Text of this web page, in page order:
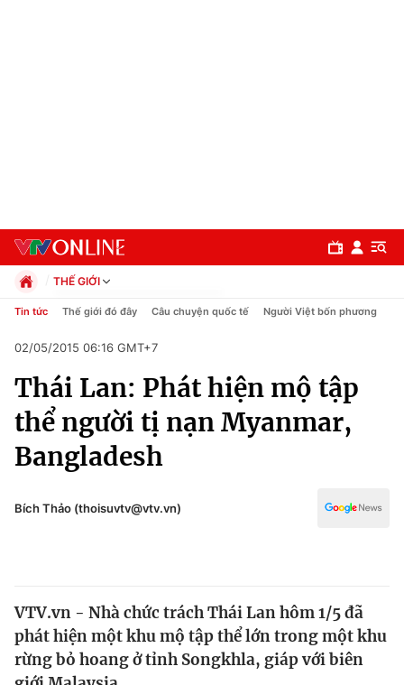
Chuyên mục
Chính trị
Xã hội
Pháp luật
Thế giới
Tin tức
Kinh tế
THẾ GIỚI
Chính trị
Pháp luật
Kinh tế
Thể thao
Truyền hình
Văn hóa - Giải trí
Y tế
Công nghệ
Tin tức Thế giới đó đây Câu chuyện quốc tế Người Việt bốn phương
02/05/2015 06:16 GMT+7
Thái Lan: Phát hiện mộ tập
thể người tị nạn Myanmar,
Bangladesh
Bích Thảo (thoisuvtv@vtv.vn)
VTV.vn - Nhà chức trách Thái Lan hôm 1/5 đã
phát hiện một khu mộ tập thể lớn trong một khu
rừng bỏ hoang ở tỉnh Songkhla, giáp với biên